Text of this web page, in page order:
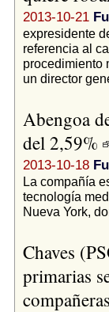
2013-10-21
expresidente
referencia al
procedimiento
un director
Abengoa
del 2,59%
2013-10-18
La compañía
tecnología
Nueva York,
Chaves
primarias